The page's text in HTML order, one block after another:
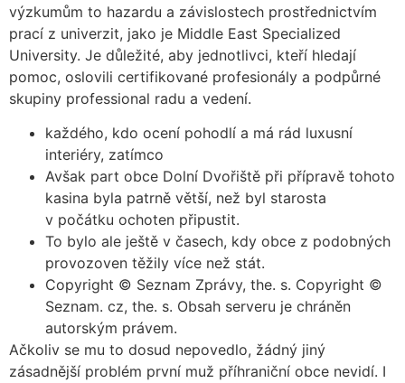
výzkumům to hazardu a závislostech prostřednictvím
prací z univerzit, jako je Middle East Specialized
University. Je důležité, aby jednotlivci, kteří hledají
pomoc, oslovili certifikované profesionály a podpůrné
skupiny professional radu a vedení.
každého, kdo ocení pohodlí a má rád luxusní
interiéry, zatímco
Avšak part obce Dolní Dvořiště při přípravě tohoto
kasina byla patrně větší, než byl starosta
v počátku ochoten připustit.
To bylo ale ještě v časech, kdy obce z podobných
provozoven těžily více než stát.
Copyright © Seznam Zprávy, the. s. Copyright ©
Seznam. cz, the. s. Obsah serveru je chráněn
autorským právem.
Ačkoliv se mu to dosud nepovedlo, žádný jiný
zásadnější problém první muž příhraniční obce nevidí. I